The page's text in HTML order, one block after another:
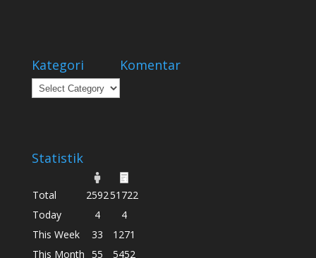
Kategori
Kategori
Komentar
Statistik
Total 259251722
Today
4
4
This Week
33
1271
This Month 55 5452